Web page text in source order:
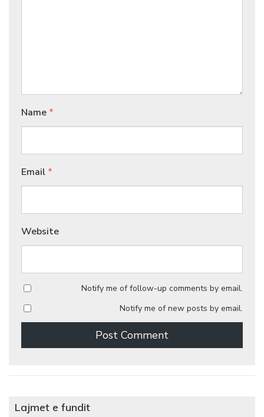
Name *
Email *
Website
Notify me of follow-up comments by email.
Notify me of new posts by email.
Lajmet e fundit